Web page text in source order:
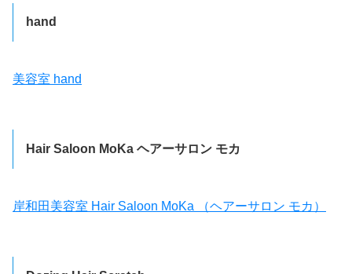
hand
美容室 hand
Hair Saloon MoKa ヘアーサロン モカ
岸和田美容室 Hair Saloon MoKa （ヘアーサロン モカ）